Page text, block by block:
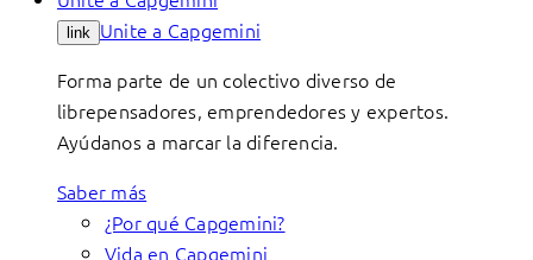
link Unite a Capgemini
Forma parte de un colectivo diverso de
librepensadores, emprendedores y expertos.
Ayúdanos a marcar la diferencia.
Saber más
¿Por qué Capgemini?
Vida en Capgemini